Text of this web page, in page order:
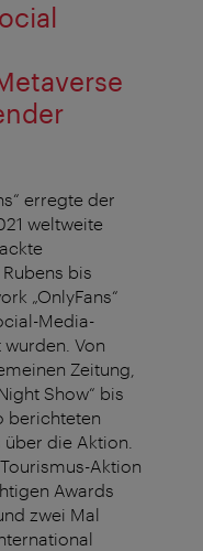
erregte der
weltweite
bis
„OnlyFans“
Media-
Von
Zeitung,
Show“ bis
berichteten
die Aktion.
Aktion
Awards
zwei Mal